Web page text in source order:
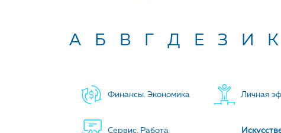
ПОИСК ПО АЛФАВИТУ
А Б В Г Д Е З И К
ВЫБЕРИТЕ
Финансы. Экономика Личная
Сервис. Работа